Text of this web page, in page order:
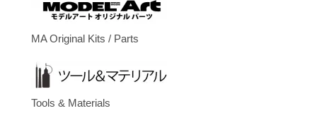
MA Original Kits / Parts
Tools & Materials